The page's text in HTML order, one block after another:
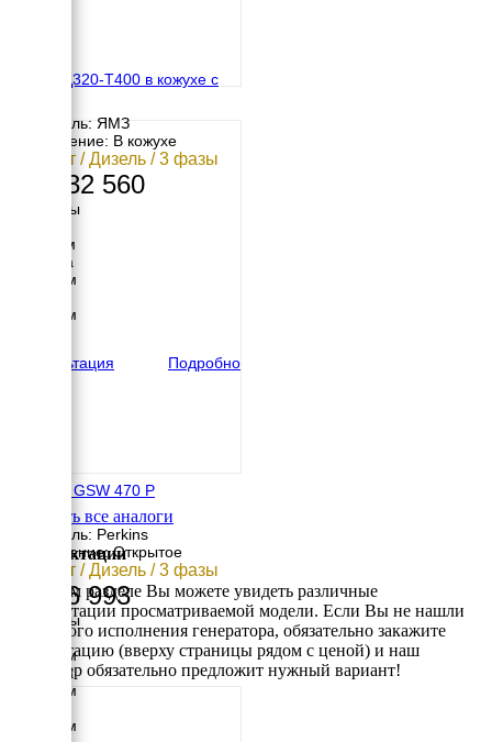
ЯМЗ АД320-Т400 в кожухе с
Двигатель: ЯМЗ
Исполнение: В кожухе
320 кВт / Дизель / 3 фазы
13 132 560
Размеры
3115 мм
Ширина
1230 мм
1366 мм
Консультация
Подробно
Pramac GSW 470 P
Двигатель: Perkins
Исполнение: Открытое
330 кВт / Дизель / 3 фазы
4 646 993
Размеры
3500 мм
Ширина
1500 мм
2130 мм
Смотреть все аналоги
Комплектации
В данном разделе Вы можете увидеть различные
комплектации просматриваемой модели. Если Вы не нашли
требуемого исполнения генератора, обязательно закажите
консультацию (вверху страницы рядом с ценой) и наш
менеджер обязательно предложит нужный вариант!